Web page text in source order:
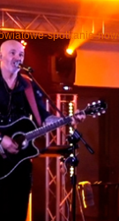
spotkanie-
programu
z Warszawy